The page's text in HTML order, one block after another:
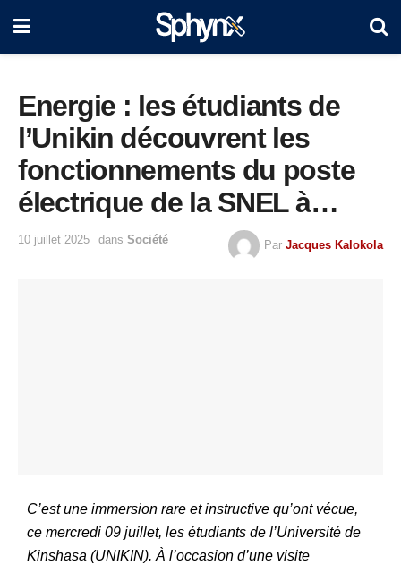
Energie : les étudiants de
l’Unikin découvrent les
fonctionnements du poste
électrique de la SNEL à
Kinsuka
10 juillet 2025 dans Société Par Jacques Kalokola
C’est une immersion rare et instructive qu’ont vécue,
ce mercredi 09 juillet, les étudiants de l’Université de
Kinshasa (UNIKIN). À l’occasion d’une visite